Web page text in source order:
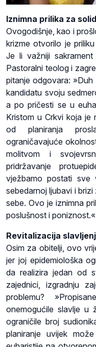
Iznimna prilika za
Ovogodišnje, kao i
krizme otvorilo je
Je li važniji sakrament
Pastoralni teolog i
pitanje odgovara:
kandidatu svoju
a po pričesti se u
Kristom u Crkvi koja
od planiranja
ograničavajuće
molitvom i
pridržavanje
vježbamo postati
sebedarnoj ljubavi i
sebe. Ovo je iznimna
poslušnost i poniznost.«
Revitalizacija
Osim za obitelji, ovo
jer joj epidemiološka
da realizira jedan od
zajednici, izgradnju
problemu?
onemogućile slavlje u
ograničile broj
planiranje uvijek